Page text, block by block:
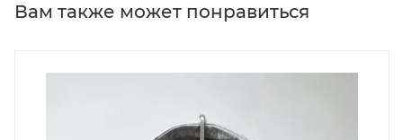
Вам также может понравиться